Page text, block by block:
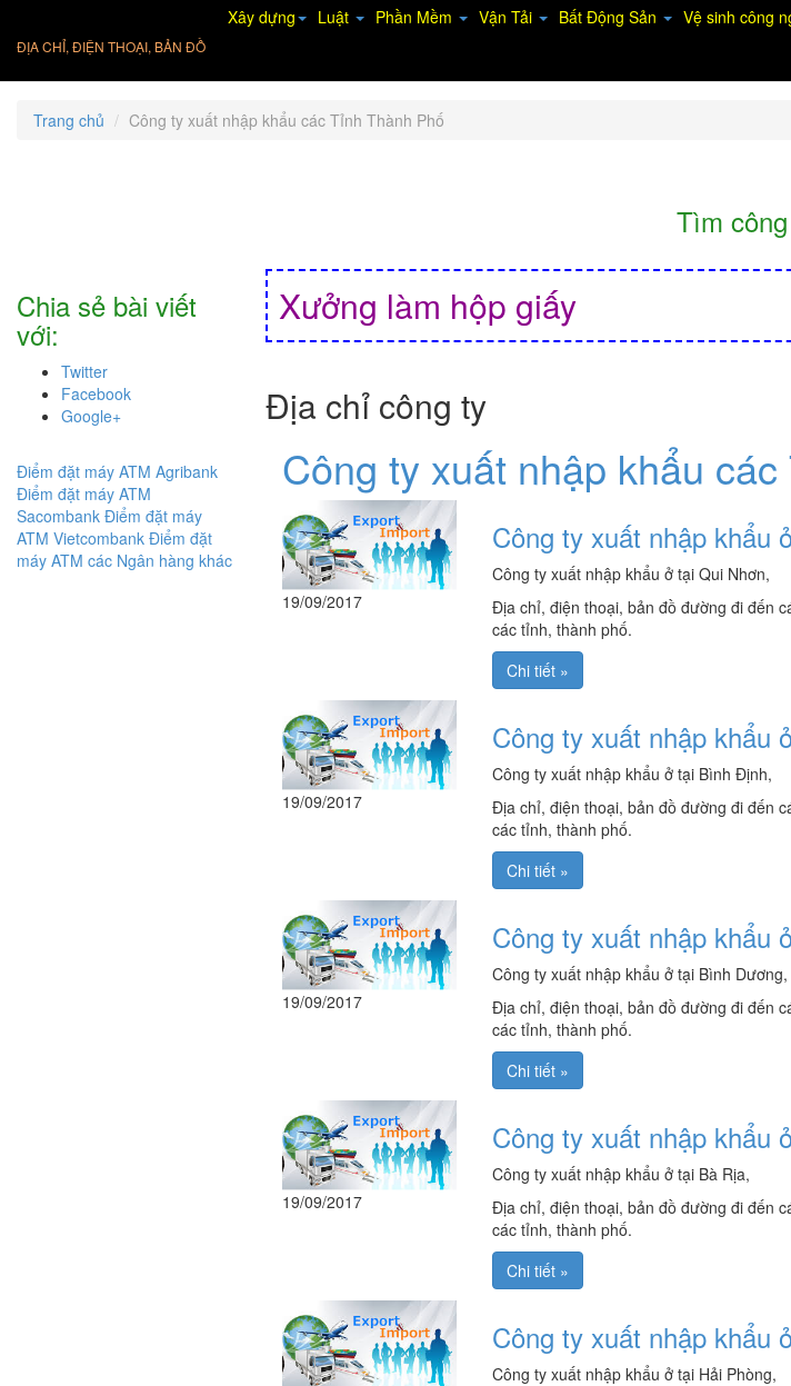
ĐỊA CHỈ, ĐIỆN THOẠI, BẢN ĐỒ
Xây dựng Luật Phần Mềm Vận Tải Bất Động Sản Vệ sinh công
Trang chủ Công ty xuất nhập khẩu các Tỉnh Thành Phố
Tìm
Chia sẻ bài viết
với:
Twitter
Facebook
Google+
Điểm đặt máy ATM Agribank
Điểm đặt máy ATM
Sacombank Điểm đặt máy
ATM Vietcombank Điểm đặt
máy ATM các Ngân hàng khác
Xưởng làm hộp giấy
Địa chỉ công ty
Công ty xuất nhập khẩu
19/09/2017
Công ty xuất nhập khẩu
Công ty xuất nhập khẩu ở tại Qui Nhơn,
Địa chỉ, điện thoại, bản đồ đường đi đến
các tỉnh, thành phố.
Chi tiết »
19/09/2017
Công ty xuất nhập khẩu
Công ty xuất nhập khẩu ở tại Bình Định,
Địa chỉ, điện thoại, bản đồ đường đi đến
các tỉnh, thành phố.
Chi tiết »
19/09/2017
Công ty xuất nhập khẩu
Công ty xuất nhập khẩu ở tại Bình Dương,
Địa chỉ, điện thoại, bản đồ đường đi đến
các tỉnh, thành phố.
Chi tiết »
19/09/2017
Công ty xuất nhập khẩu
Công ty xuất nhập khẩu ở tại Bà Rịa,
Địa chỉ, điện thoại, bản đồ đường đi đến
các tỉnh, thành phố.
Chi tiết »
Công ty xuất nhập khẩu
Công ty xuất nhập khẩu ở tại Hải Phòng,